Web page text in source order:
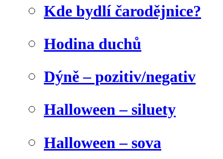
Kde bydlí čarodějnice?
Hodina duchů
Dýně – pozitiv/negativ
Halloween – siluety
Halloween – sova